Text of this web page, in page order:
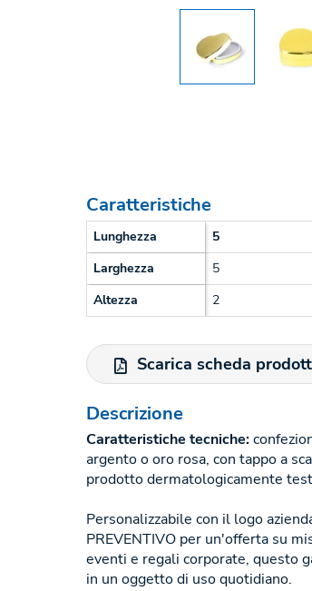
Caratteristiche
Lunghezza
5
Larghezza
5
Altezza
2
Scarica scheda
Descrizione
Caratteristiche tecniche:
argento o oro rosa, con tappo a
prodotto dermatologicamente
Personalizzabile con il logo
PREVENTIVO per un'offerta su
eventi e regali corporate, questo
in un oggetto di uso quotidiano.